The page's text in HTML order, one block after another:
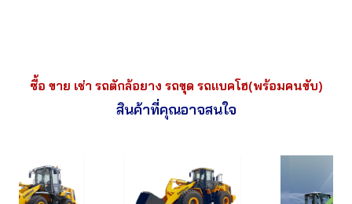
ซื้อ ขาย เช่า รถตักล้อยาง รถขุด รถแบคโฮ(พร้อมคนขับ)
สินค้าที่คุณอาจสนใจ